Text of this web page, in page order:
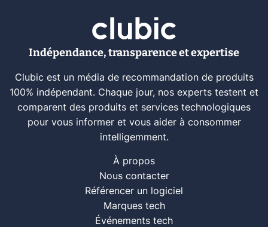
Indépendance, transparence et expertise
Clubic est un média de recommandation de produits
100% indépendant. Chaque jour, nos experts testent et
comparent des produits et services technologiques
pour vous informer et vous aider à consommer
intelligemment.
À propos
Nous contacter
Référencer un logiciel
Marques tech
Événements tech